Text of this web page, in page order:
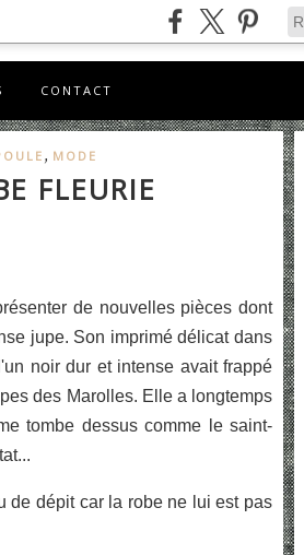
CONTACT
, MODE
FLEURIE
de nouvelles pièces dont
jupe. Son imprimé délicat dans
noir dur et intense avait frappé
des Marolles. Elle a longtemps
tombe dessus comme le saint-
de dépit car la robe ne lui est pas